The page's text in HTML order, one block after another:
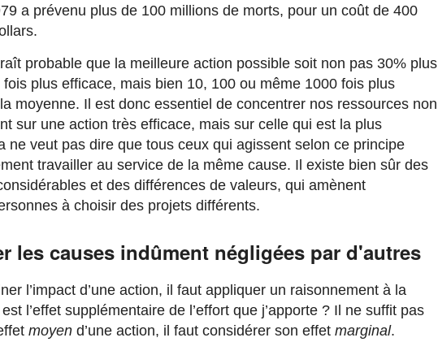
a prévenu plus de 100 millions de morts, pour un coût de 400
probable que la meilleure action possible soit non pas 30% plus
plus efficace, mais bien 10, 100 ou même 1000 fois plus
moyenne. Il est donc essentiel de concentrer nos ressources non
sur une action très efficace, mais sur celle qui est la plus
ne veut pas dire que tous ceux qui agissent selon ce principe
travailler au service de la même cause. Il existe bien sûr des
et des différences de valeurs, qui amènent
à choisir des projets différents.
les causes indûment négligées par d'autres
l’impact d’une action, il faut appliquer un raisonnement à la
l’effet supplémentaire de l’effort que j’apporte ? Il ne suffit pas
moyen d’une action, il faut considérer son effet marginal.